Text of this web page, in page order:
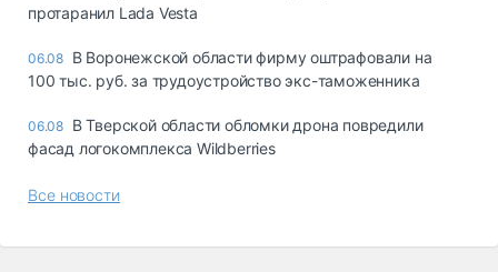
протаранил Lada Vesta
06.08 В Воронежской области фирму оштрафовали на
100 тыс. руб. за трудоустройство экс-таможенника
06.08 В Тверской области обломки дрона повредили
фасад логокомплекса Wildberries
Все новости